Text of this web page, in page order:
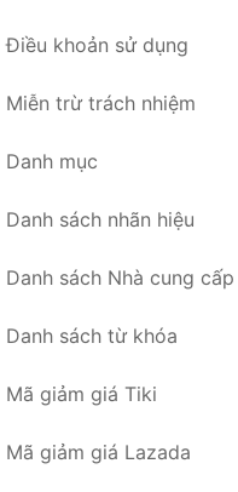
Điều khoản sử dụng
Miễn trừ trách nhiệm
Danh mục
Danh sách nhãn hiệu
Danh sách Nhà cung cấp
Danh sách từ khóa
Mã giảm giá Tiki
Mã giảm giá Lazada